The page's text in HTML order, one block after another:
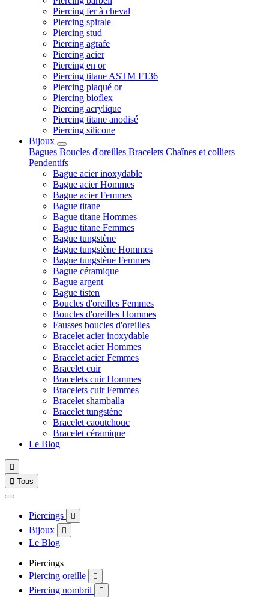
Piercing fer à cheval
Piercing spirale
Piercing stud
Piercing agrafe
Piercing acier
Piercing en or
Piercing titane ASTM F136
Piercing plaqué or
Piercing bioflex
Piercing acrylique
Piercing titane anodisé
Piercing silicone
Bijoux
Bagues Boucles d'oreilles Bracelets Chaînes et colliers
Pendentifs
Bague acier inoxydable
Bague acier Hommes
Bague acier Femmes
Bague titane
Bague titane Hommes
Bague titane Femmes
Bague tungstène
Bague tungstène Hommes
Bague tungstène Femmes
Bague céramique
Bague argent
Bague tisten
Boucles d'oreilles Femmes
Boucles d'oreilles Hommes
Fausses boucles d'oreilles
Bracelet acier inoxydable
Bracelet acier Hommes
Bracelet acier Femmes
Bracelet cuir
Bracelets cuir Hommes
Bracelets cuir Femmes
Bracelet shamballa
Bracelet tungstène
Bracelet caoutchouc
Bracelet céramique
Le Blog

 Tous
Piercings 
Bijoux 
Le Blog
Piercings
Piercing oreille

Piercing nombril 